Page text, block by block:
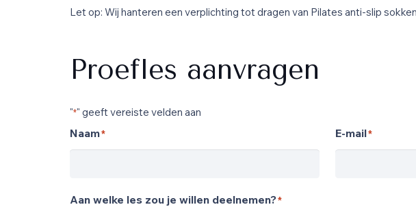
Let op: Wij hanteren een verplichting tot dragen van Pilates anti-slip
Proefles aanvragen
"*" geeft vereiste velden aan
Naam* E-mail*
Aan welke les zou je willen deelnemen?*